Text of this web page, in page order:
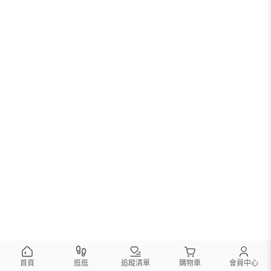
首頁 逛逛 追蹤清單 購物車 會員中心